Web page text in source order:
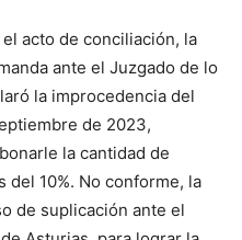
acto de conciliación, la
ante el Juzgado de lo
la improcedencia del
de 2023,
la cantidad de
10%. No conforme, la
de suplicación ante el